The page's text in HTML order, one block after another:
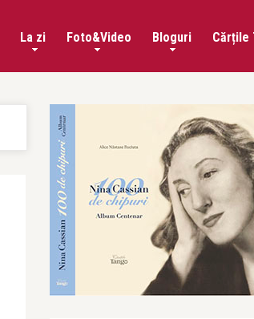
La zi Foto&Video Bloguri Cărțile